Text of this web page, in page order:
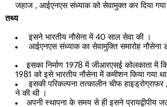
जहाज , आईएनएस संध्याक को सेवामुक्त कर दिया
तथ्य
इसने भारतीय नौसेना में 40 साल सेवा की ।
आईएनएस संध्याक का सेवामुक्ति समारोह नौसेना
इसका निर्माण 1978 में जीआरएसई कोलकाता में
1981 को इसे भारतीय नौसेना में कमीशन किया गया
इसकी परिकल्पना तत्कालीन चीफ
ने की थी ।
अपनी स्थापना के समय से ही इसने प्रायद्वीपीय